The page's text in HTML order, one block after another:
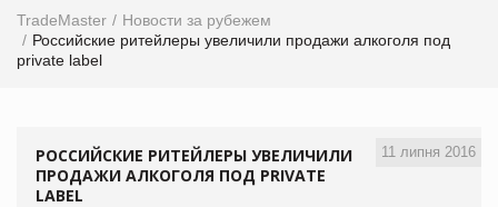
TradeMaster
Новости за рубежем
Российские ритейлеры увеличили продажи алкоголя под
private label
11 липня 2016
РОССИЙСКИЕ РИТЕЙЛЕРЫ УВЕЛИЧИЛИ
ПРОДАЖИ АЛКОГОЛЯ ПОД PRIVATE
LABEL